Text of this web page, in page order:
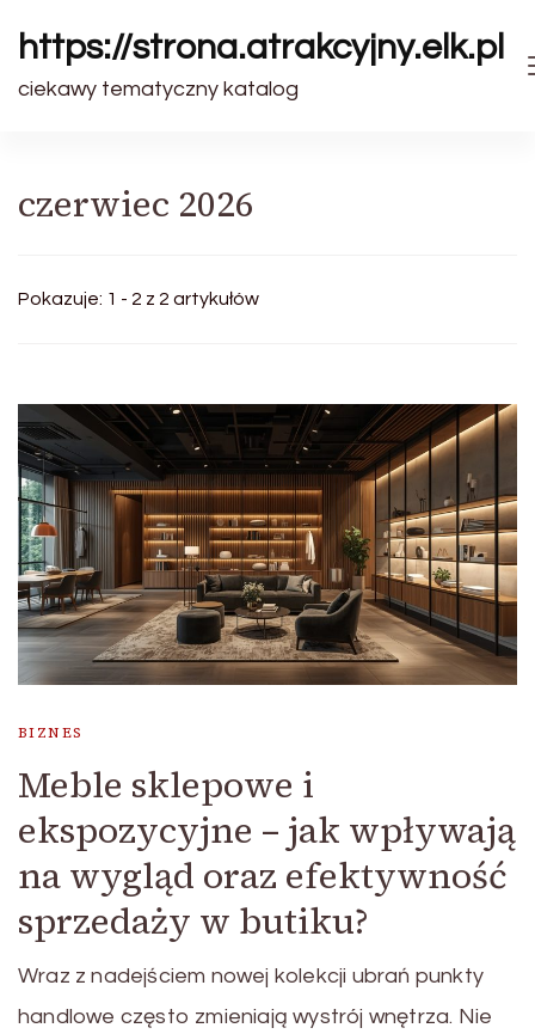
https://strona.atrakcyjny.elk.pl
ciekawy tematyczny katalog
czerwiec 2026
Pokazuje: 1 - 2 z 2 artykułów
BIZNES
Meble sklepowe i
ekspozycyjne – jak wpływają
na wygląd oraz efektywność
sprzedaży w butiku?
Wraz z nadejściem nowej kolekcji ubrań punkty
handlowe często zmieniają wystrój wnętrza. Nie